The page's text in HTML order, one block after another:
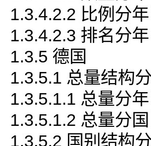
1.3.4.2.2 比例分年
1.3.4.2.3 排名分年
1.3.5 德国
1.3.5.1 总量结构
1.3.5.1.1 总量分年
1.3.5.1.2 总量分国
1.3.5.2 国别结构